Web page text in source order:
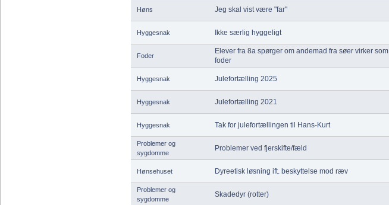
Høns Jeg skal vist være "far"
Hyggesnak Ikke særlig hyggeligt
Foder
Elever fra 8a spørger om andemad fra søer virker som
foder
Hyggesnak Julefortælling 2025
Hyggesnak Julefortælling 2021
Hyggesnak Tak for julefortællingen til Hans-Kurt
Problemer og
sygdomme
Problemer ved fjerskifte/fæld
Hønsehuset Dyreetisk løsning ift. beskyttelse mod ræv
Problemer og
sygdomme
Skadedyr (rotter)